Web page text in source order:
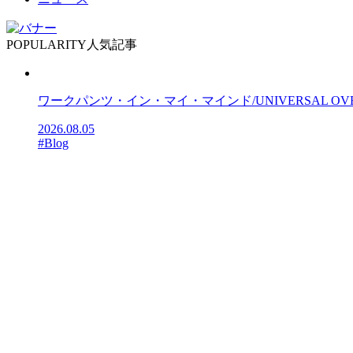
POPULARITY 人気記事
ワークパンツ・イン・マイ・マインド/UNIVERSAL
2026.08.05
#Blog